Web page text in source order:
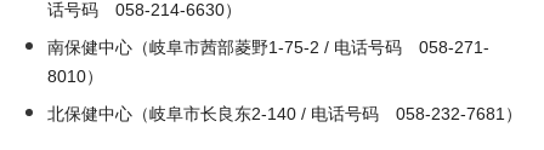
话号码 058-214-6630）
南保健中心（岐阜市茜部菱野1-75-2 / 电话号码 058-271-
8010）
北保健中心（岐阜市长良东2-140 / 电话号码 058-232-7681）